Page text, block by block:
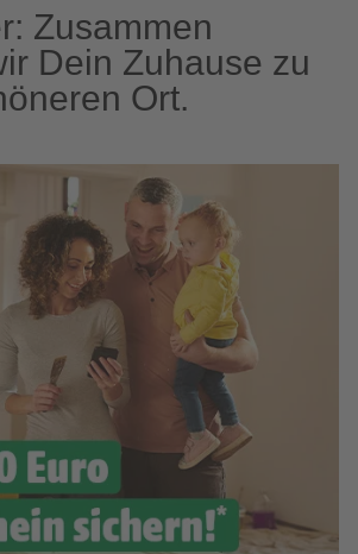
Zusammen
Dein Zuhause zu
Ort.